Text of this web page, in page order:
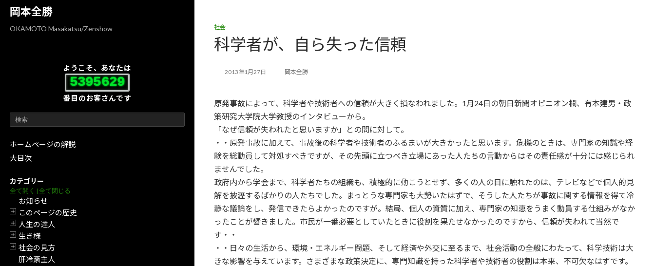
岡本全勝
OKAMOTO Masakatsu/Zenshow
ようこそ、あなたは
5395629
番目のお客さんです
ホームページの解説
大目次
カテゴリー
全て開く | 全て閉じる
お知らせ
開閉
このページの歴史
開閉
人生の達人
開閉
生き様
開閉
社会の見方
肝冷斎主人
社会
科学者が、自ら失った信頼
2013年1月27日 岡本全勝
原発事故によって、科学者や技術者への信頼が大きく損なわれました。1月24日の朝日新聞オピニオン欄、有本建男・政
策研究大学院大学教授のインタビューから。
「なぜ信頼が失われたと思いますか」との問に対して。
・・原発事故に加えて、事故後の科学者や技術者のふるまいが大きかったと思います。危機のときは、専門家の知識や経
験を総動員して対処すべきですが、その先頭に立つべき立場にあった人たちの言動からはその責任感が十分には感じられ
ませんでした。
政府内から学会まで、科学者たちの組織も、積極的に動こうとせず、多くの人の目に触れたのは、テレビなどで個人的見
解を披瀝するばかりの人たちでした。まっとうな専門家も大勢いたはずで、そうした人たちが事故に関する情報を得て冷
静な議論をし、発信できたらよかったのですが。結局、個人の資質に加え、専門家の知恵をうまく動員する仕組みがなか
ったことが響きました。市民が一番必要としていたときに役割を果たせなかったのですから、信頼が失われて当然で
す・・
・・日々の生活から、環境・エネルギー問題、そして経済や外交に至るまで、社会活動の全般にわたって、科学技術は大
きな影響を与えています。さまざまな政策決定に、専門知識を持った科学者や技術者の役割は本来、不可欠なはずです。